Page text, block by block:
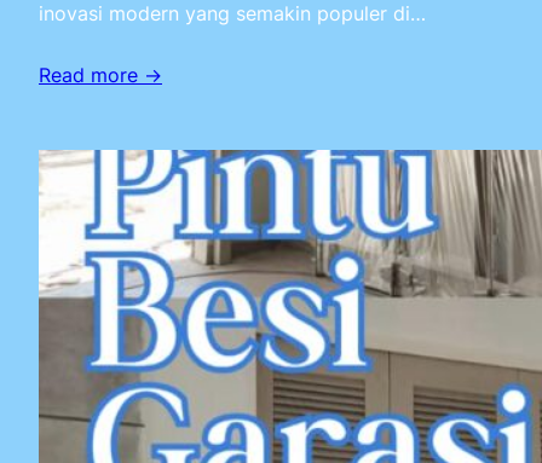
inovasi modern yang semakin populer di…
Read more →